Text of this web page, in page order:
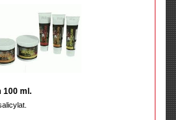
100 ml.